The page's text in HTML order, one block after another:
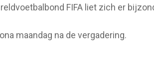
FIFA liet zich er
maandag na de vergadering.